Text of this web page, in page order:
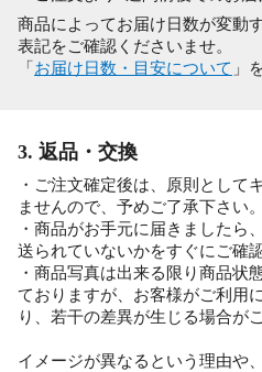
商品によってお届け日数が変動
表記をご確認くださいませ。
「 お届け日数・目安について 」
3. 返品・交換
・ご注文確定後は、原則として
ませんので、予めご了承下さい。
・商品がお手元に届きましたら
送られていないかをすぐにご確
・商品写真は出来る限り商品状
ておりますが、お客様がご利用
り、若干の差異が生じる場合が
イメージが異なるという理由や